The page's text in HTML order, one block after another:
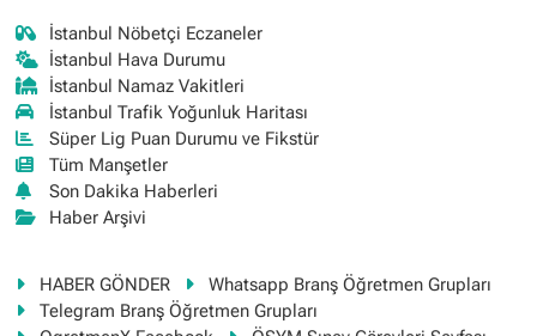
İstanbul Nöbetçi Eczaneler
İstanbul Hava Durumu
İstanbul Namaz Vakitleri
İstanbul Trafik Yoğunluk Haritası
Süper Lig Puan Durumu ve Fikstür
Tüm Manşetler
Son Dakika Haberleri
Haber Arşivi
HABER GÖNDER
Whatsapp Branş Öğretmen Grupları
Telegram Branş Öğretmen Grupları